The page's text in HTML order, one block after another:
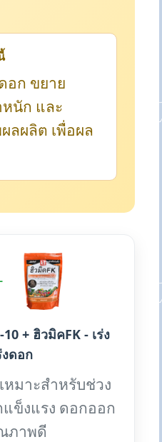
อก ขยาย
นัก และ
ลผลิต เพื่อผล
+ ฮิวมิคFK - เร่ง
งดอก
มาะสำหรับช่วง
แข็งแรง ดอกออก
ภาพดี